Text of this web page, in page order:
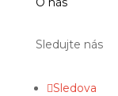
Sledujte nás
Sledova